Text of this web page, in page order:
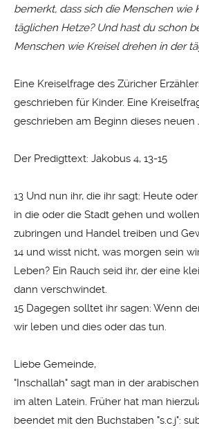
bemerkt, dass sich die Menschen wie
täglichen Hetze? Und hast du schon
Menschen wie Kreisel drehen in der
Eine Kreiselfrage des Züricher
geschrieben für Kinder. Eine
geschrieben am Beginn dieses neuen
Der Predigttext: Jakobus 4, 13-15
13 Und nun ihr, die ihr sagt: Heute
in die oder die Stadt gehen und
zubringen und Handel treiben und
14 und wisst nicht, was morgen sein
Leben? Ein Rauch seid ihr, der eine
dann verschwindet.
15 Dagegen solltet ihr sagen: Wenn
wir leben und dies oder das tun.
Liebe Gemeinde,
"Inschallah" sagt man in der
im alten Latein. Früher hat man
beendet mit den Buchstaben "s.c.j":